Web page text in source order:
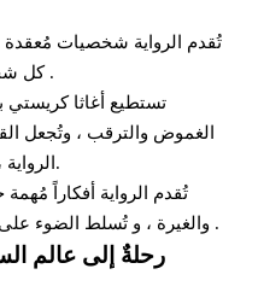
تُقدم الرواية شخصيات مُعقدة
كل شخصية منهم لغزاً بحد ذاته .
تستطيع أغاثا كريستي
الغموض والترقب ، وتُجعل
الرواية ، ليُحاول حل اللغز بنفسه.
تُقدم الرواية أفكاراً
والغيرة ، و تُسلط الضوء على الجانب المُظلم للإنسان .